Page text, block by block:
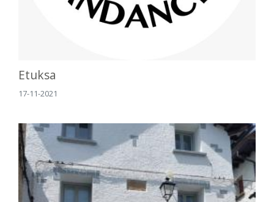
Etuksa
17-11-2021